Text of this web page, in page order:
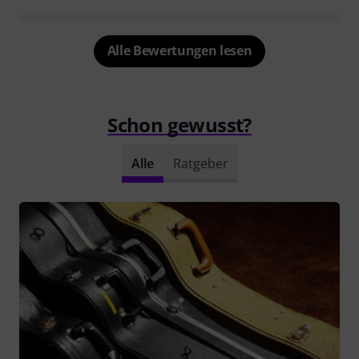
Alle Bewertungen lesen
Schon gewusst?
Alle Ratgeber